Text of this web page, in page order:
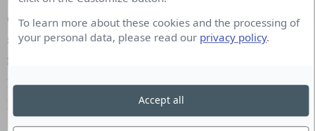
cette finesse-là, cela ne peut pas se faire en 30
secondes (d’ailleurs plutôt 20) à 20h30 sur TF1 à la
fin du JT. Les Relations Presse sont le vecteur le
plus exigeant, mais également le plus crédible
pour expliquer cela.
To learn more about these cookies and the processing of
your personal data, please read our privacy policy.
Accept all